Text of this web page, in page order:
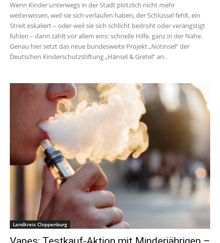
Wenn Kinder unterwegs in der Stadt plötzlich nicht mehr
weiterwissen, weil sie sich verlaufen haben, der Schlüssel fehlt, ein
Streit eskaliert – oder weil sie sich schlicht bedroht oder verängstigt
fühlen – dann zählt vor allem eins: schnelle Hilfe, ganz in der Nähe.
Genau hier setzt das neue bundesweite Projekt „Notinsel“ der
Deutschen Kinderschutzstiftung „Hänsel & Gretel“ an.
Landkreis Cloppenburg